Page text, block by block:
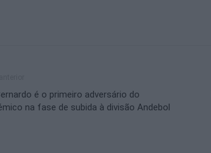
é o primeiro adversário do
na fase de subida à divisão Andebol